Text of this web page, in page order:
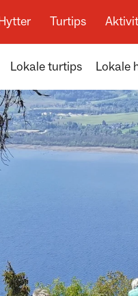
Turtips
Lokale turtips Lokale